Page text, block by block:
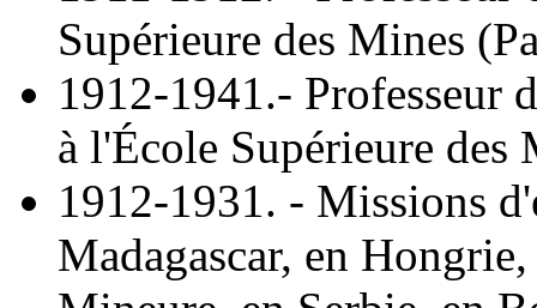
Supérieure des Mines
1912-1941.- Professeur
à l'École Supérieure des
1912-1931. - Missions
Madagascar, en